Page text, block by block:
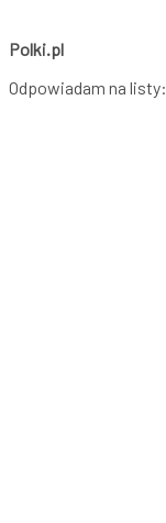
Polki.pl
Odpowiadam na listy: